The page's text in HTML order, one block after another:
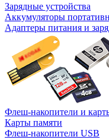
Зарядные устройства
Аккумуляторы
Адаптеры питания и
Флеш-накопители и
Карты памяти
Флеш-накопители USB